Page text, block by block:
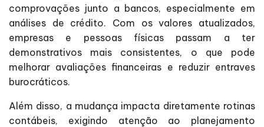
comprovações junto a bancos, especialmente em
análises de crédito. Com os valores atualizados,
empresas e pessoas físicas passam a ter
demonstrativos mais consistentes, o que pode
melhorar avaliações financeiras e reduzir entraves
burocráticos.
Além disso, a mudança impacta diretamente rotinas
contábeis, exigindo atenção ao planejamento